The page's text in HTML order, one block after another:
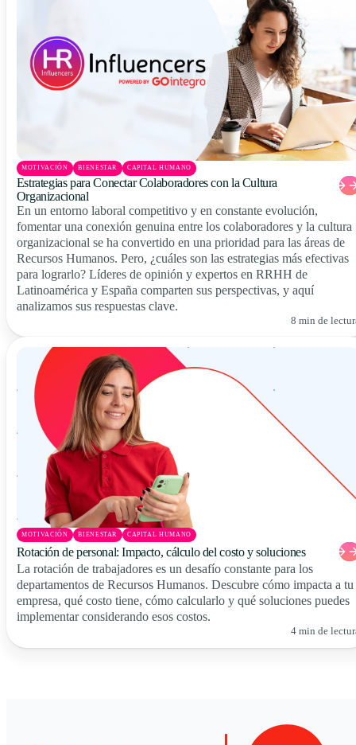
MOTIVACIÓN BIENESTAR CAPITAL HUMANO
Estrategias para Conectar Colaboradores con la Cultura
Organizacional
En un entorno laboral competitivo y en constante evolución,
fomentar una conexión genuina entre los colaboradores y la cultura
organizacional se ha convertido en una prioridad para las áreas de
Recursos Humanos. Pero, ¿cuáles son las estrategias más efectivas
para lograrlo? Líderes de opinión y expertos en RRHH de
Latinoamérica y España comparten sus perspectivas, y aquí
analizamos sus respuestas clave.
8 min de
MOTIVACIÓN BIENESTAR CAPITAL HUMANO
Rotación de personal: Impacto, cálculo del costo y soluciones
La rotación de trabajadores es un desafío constante para los
departamentos de Recursos Humanos. Descubre cómo impacta a tu
empresa, qué costo tiene, cómo calcularlo y qué soluciones puedes
implementar considerando esos costos.
4 min de